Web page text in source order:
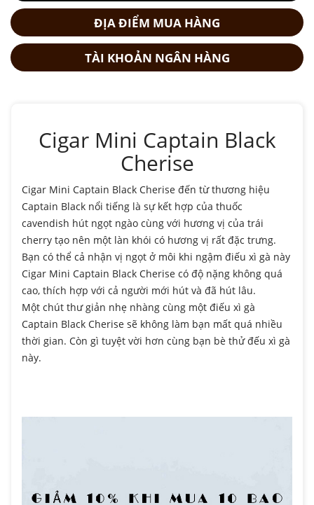
ĐỊA ĐIỂM MUA HÀNG
TÀI KHOẢN NGÂN HÀNG
Cigar Mini Captain Black
Cherise
Cigar Mini Captain Black Cherise đến từ thương hiệu
Captain Black nổi tiếng là sự kết hợp của thuốc
cavendish hút ngọt ngào cùng với hương vị của trái
cherry tạo nên một làn khói có hương vị rất đặc trưng.
Bạn có thể cả nhận vị ngọt ở môi khi ngậm điếu xì gà này
Cigar Mini Captain Black Cherise có độ nặng không quá
cao, thích hợp với cả người mới hút và đã hút lâu.
Một chút thư giản nhẹ nhàng cùng một điếu xì gà
Captain Black Cherise sẽ không làm bạn mất quá nhiều
thời gian. Còn gì tuyệt vời hơn cùng bạn bè thử đếu xì gà
này.